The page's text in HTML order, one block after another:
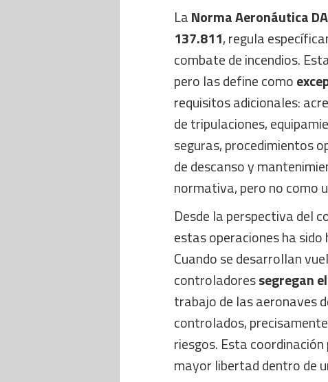
LaNorma Aeronáutica
137.811, regula
combate de incendios.
pero las define como
requisitos adicionales:
de tripulaciones,
seguras, procedimientos
de descanso y
normativa, pero no como
Desde la perspectiva del
estas operaciones ha
Cuando se desarrollan
controladoressegregan
trabajo de las aeronaves
controlados,
riesgos. Esta
mayor libertad dentro de